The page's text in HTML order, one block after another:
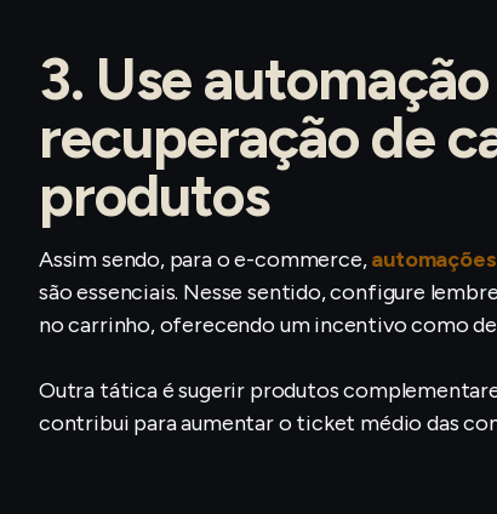
3. Use
recuperação de
produtos
Assim sendo, para o e-commerce,
são essenciais. Nesse sentido, configure
no carrinho, oferecendo um incentivo como
Outra tática é sugerir produtos
contribui para aumentar o ticket médio das